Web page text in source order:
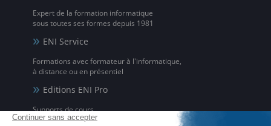
Expert de la formation informatique
sous toutes ses formes depuis 1981
ENI Service
Formations avec formateur à l'informatique,
à distance ou en présentiel
Editions ENI Pro
Supports de cours
pour les organismes de formation